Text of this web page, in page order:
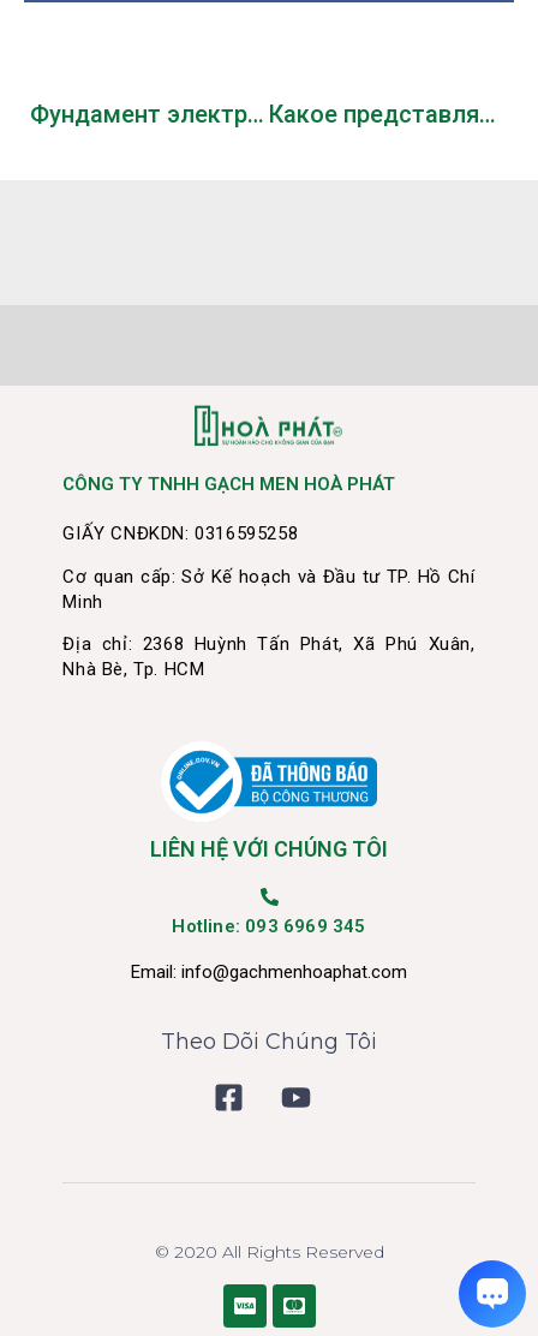
Фундамент электронной продажи Какое представляет API-интерфейс связки
CÔNG TY TNHH GẠCH MEN HOÀ PHÁT
GIẤY CNĐKDN: 0316595258
Cơ quan cấp: Sở Kế hoạch và Đầu tư TP. Hồ Chí
Minh
Địa chỉ: 2368 Huỳnh Tấn Phát, Xã Phú Xuân,
Nhà Bè, Tp. HCM
LIÊN HỆ VỚI CHÚNG TÔI
Hotline: 093 6969 345
Email: info@gachmenhoaphat.com
Theo Dõi Chúng Tôi
© 2020 All Rights Reserved